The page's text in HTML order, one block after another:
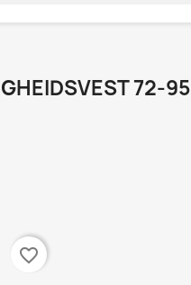
72-95
favorite_border